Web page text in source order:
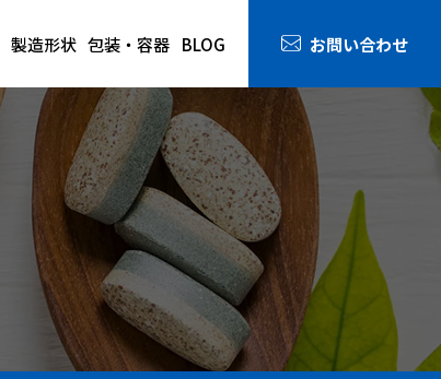
製造形状 包装・容器 BLOG お問い合わせ